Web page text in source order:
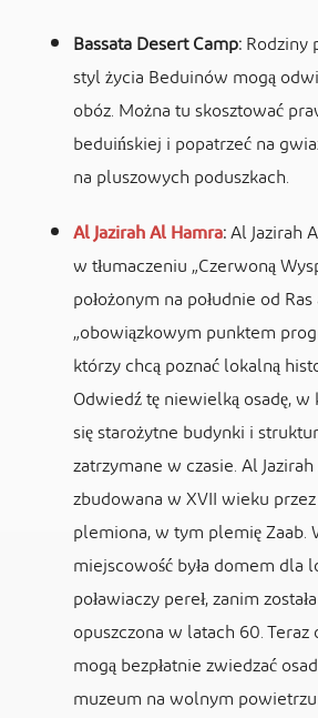
Bassata Desert Camp:Rodziny
styl życia Beduinów mogą
obóz. Można tu skosztować
beduińskiej i popatrzeć na
na pluszowych poduszkach.
Al Jazirah Al Hamra:Al Jazirah
w tłumaczeniu „Czerwoną
położonym na południe od
„obowiązkowym punktem
którzy chcą poznać lokalną
Odwiedź tę niewielką osadę,
się starożytne budynki i
zatrzymane w czasie. Al
zbudowana w XVII wieku
plemiona, w tym plemię Zaab.
miejscowość była domem dla
poławiaczy pereł, zanim
opuszczona w latach 60.
mogą bezpłatnie zwiedzać
muzeum na wolnym powietrzu.